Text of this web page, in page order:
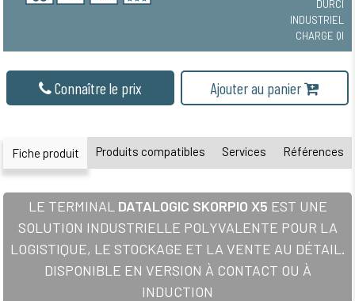
DURCI
INDUSTRIEL
CHARGE QI
Connaître le prix Ajouter au panier
Fiche produit Produits compatibles Services Références
LE TERMINAL DATALOGIC SKORPIO X5 EST UNE
SOLUTION INDUSTRIELLE POLYVALENTE POUR LA
LOGISTIQUE, LE STOCKAGE ET LA VENTE AU DÉTAIL.
DISPONIBLE EN VERSION À CONTACT OU À
INDUCTION